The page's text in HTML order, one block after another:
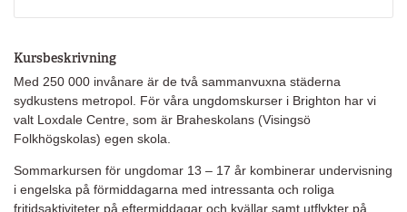
Kursbeskrivning
Med 250 000 invånare är de två sammanvuxna städerna
sydkustens metropol. För våra ungdomskurser i Brighton har vi
valt Loxdale Centre, som är Braheskolans (Visingsö
Folkhögskolas) egen skola.
Sommarkursen för ungdomar 13 – 17 år kombinerar undervisning
i engelska på förmiddagarna med intressanta och roliga
fritidsaktiviteter på eftermiddagar och kvällar samt utflykter på